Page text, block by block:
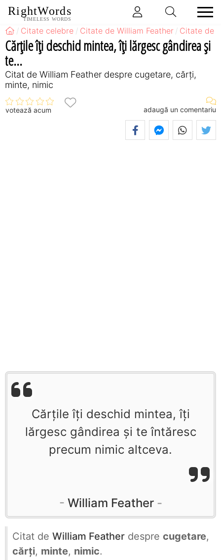
RightWords
TIMELESS WORDS
Citate celebre Citate de William Feather Citate de
Cărţile îţi deschid mintea, îţi lărgesc gândirea şi
te...
Citat de William Feather despre cugetare, cărți,
minte, nimic
votează acum adaugă un comentariu
Cărţile îţi deschid mintea, îţi
lărgesc gândirea şi te întăresc
precum nimic altceva.
William Feather
Citat de William Feather despre cugetare,
cărți, minte, nimic.